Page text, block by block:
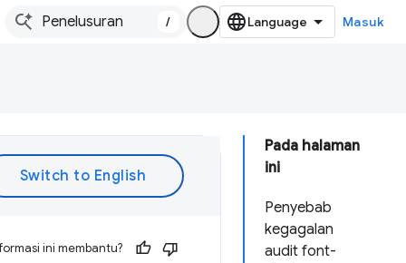
/ Masuk
Pada halaman
ini
Penyebab
kegagalan
audit font-
ini membantu?